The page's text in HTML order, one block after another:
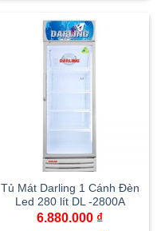
Tủ Mát Darling 1 Cánh Đèn
Led 280 lít DL -2800A
6.880.000 ₫